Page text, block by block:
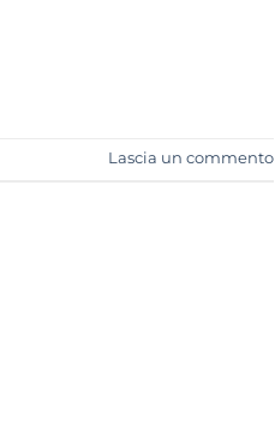
Lascia un commento